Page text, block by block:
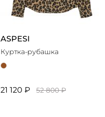
ASPESI
Куртка-рубашка
21 120 ₽ 52 800 ₽